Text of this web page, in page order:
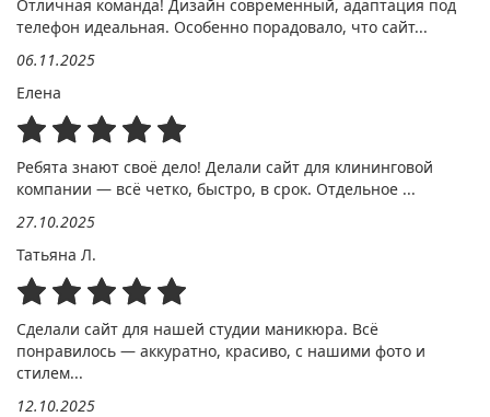
Отличная команда! Дизайн современный, адаптация под
телефон идеальная. Особенно порадовало, что сайт...
06.11.2025
Елена
Ребята знают своё дело! Делали сайт для клининговой
компании — всё четко, быстро, в срок. Отдельное ...
27.10.2025
Татьяна Л.
Сделали сайт для нашей студии маникюра. Всё
понравилось — аккуратно, красиво, с нашими фото и
стилем...
12.10.2025